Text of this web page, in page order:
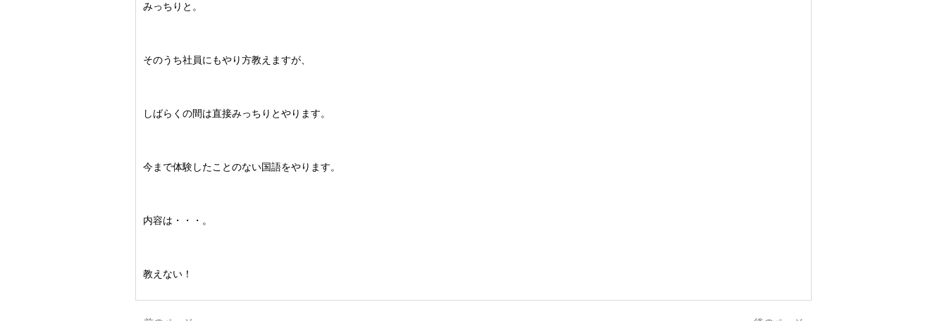
みっちりと。
そのうち社員にもやり方教えますが、
しばらくの間は直接みっちりとやります。
今まで体験したことのない国語をやります。
内容は・・・。
教えない！